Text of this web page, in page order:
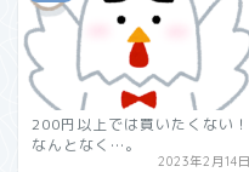
200円以上では買いたくない！
なんとなく…。
2023年2月14日